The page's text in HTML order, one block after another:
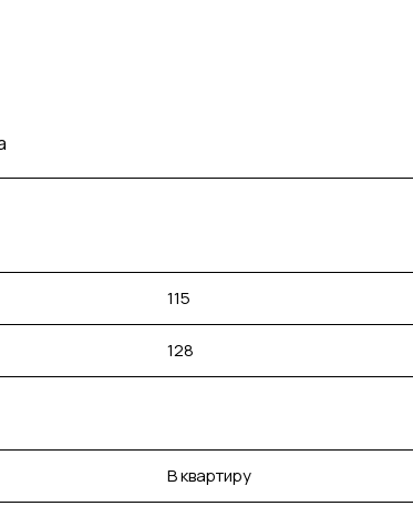
115
128
В квартиру